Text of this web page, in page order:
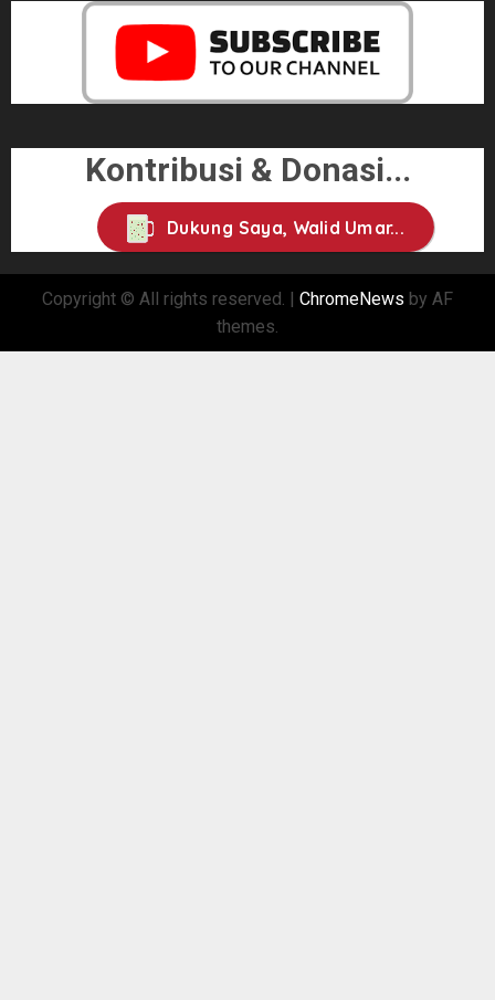
Kontribusi & Donasi...
Dukung Saya, Walid Umar...
Copyright © All rights reserved. | ChromeNews by AF
themes.